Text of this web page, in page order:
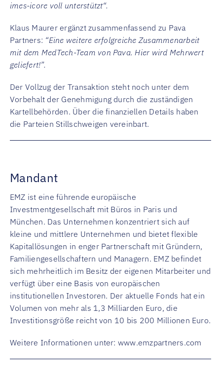
imes-icore voll unterstützt“.
Klaus Maurer ergänzt zusammenfassend zu Pava
Partners: “Eine weitere erfolgreiche Zusammenarbeit
mit dem MedTech-Team von Pava. Hier wird Mehrwert
geliefert!”.
Der Vollzug der Transaktion steht noch unter dem
Vorbehalt der Genehmigung durch die zuständigen
Kartellbehörden. Über die finanziellen Details haben
die Parteien Stillschweigen vereinbart.
Mandant
EMZ ist eine führende europäische
Investmentgesellschaft mit Büros in Paris und
München. Das Unternehmen konzentriert sich auf
kleine und mittlere Unternehmen und bietet flexible
Kapitallösungen in enger Partnerschaft mit Gründern,
Familiengesellschaftern und Managern. EMZ befindet
sich mehrheitlich im Besitz der eigenen Mitarbeiter und
verfügt über eine Basis von europäischen
institutionellen Investoren. Der aktuelle Fonds hat ein
Volumen von mehr als 1,3 Milliarden Euro, die
Investitionsgröße reicht von 10 bis 200 Millionen Euro.
Weitere Informationen unter: www.emzpartners.com